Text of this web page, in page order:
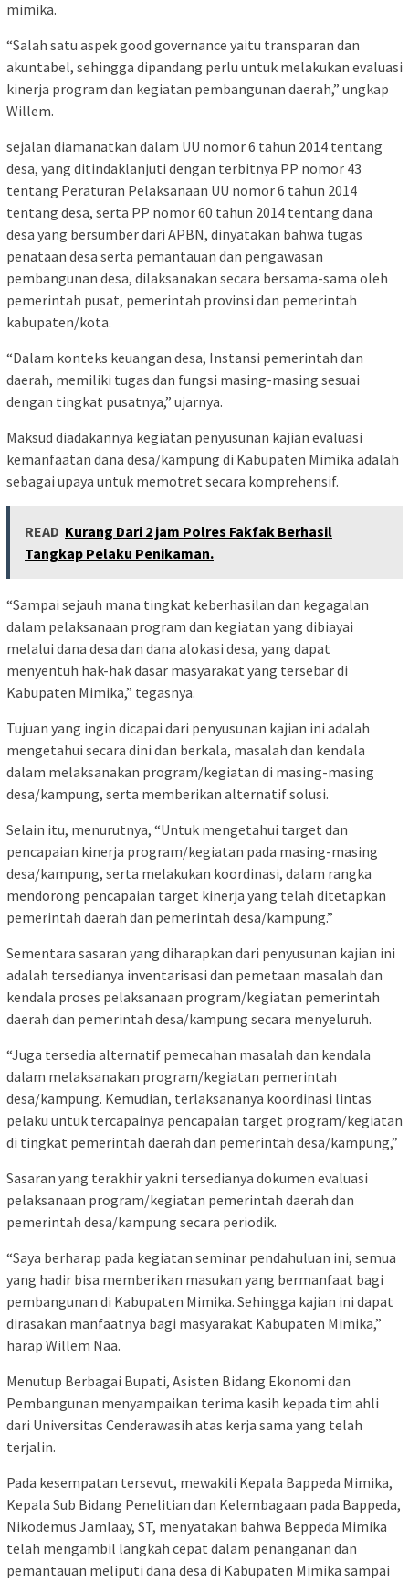
mimika.
“Salah satu aspek good governance yaitu transparan dan
akuntabel, sehingga dipandang perlu untuk melakukan evaluasi
kinerja program dan kegiatan pembangunan daerah,” ungkap
Willem.
sejalan diamanatkan dalam UU nomor 6 tahun 2014 tentang
desa, yang ditindaklanjuti dengan terbitnya PP nomor 43
tentang Peraturan Pelaksanaan UU nomor 6 tahun 2014
tentang desa, serta PP nomor 60 tahun 2014 tentang dana
desa yang bersumber dari APBN, dinyatakan bahwa tugas
penataan desa serta pemantauan dan pengawasan
pembangunan desa, dilaksanakan secara bersama-sama oleh
pemerintah pusat, pemerintah provinsi dan pemerintah
kabupaten/kota.
“Dalam konteks keuangan desa, Instansi pemerintah dan
daerah, memiliki tugas dan fungsi masing-masing sesuai
dengan tingkat pusatnya,” ujarnya.
Maksud diadakannya kegiatan penyusunan kajian evaluasi
kemanfaatan dana desa/kampung di Kabupaten Mimika adalah
sebagai upaya untuk memotret secara komprehensif.
READ Kurang Dari 2 jam Polres Fakfak Berhasil
Tangkap Pelaku Penikaman.
“Sampai sejauh mana tingkat keberhasilan dan kegagalan
dalam pelaksanaan program dan kegiatan yang dibiayai
melalui dana desa dan dana alokasi desa, yang dapat
menyentuh hak-hak dasar masyarakat yang tersebar di
Kabupaten Mimika,” tegasnya.
Tujuan yang ingin dicapai dari penyusunan kajian ini adalah
mengetahui secara dini dan berkala, masalah dan kendala
dalam melaksanakan program/kegiatan di masing-masing
desa/kampung, serta memberikan alternatif solusi.
Selain itu, menurutnya, “Untuk mengetahui target dan
pencapaian kinerja program/kegiatan pada masing-masing
desa/kampung, serta melakukan koordinasi, dalam rangka
mendorong pencapaian target kinerja yang telah ditetapkan
pemerintah daerah dan pemerintah desa/kampung.”
Sementara sasaran yang diharapkan dari penyusunan kajian ini
adalah tersedianya inventarisasi dan pemetaan masalah dan
kendala proses pelaksanaan program/kegiatan pemerintah
daerah dan pemerintah desa/kampung secara menyeluruh.
“Juga tersedia alternatif pemecahan masalah dan kendala
dalam melaksanakan program/kegiatan pemerintah
desa/kampung. Kemudian, terlaksananya koordinasi lintas
pelaku untuk tercapainya pencapaian target program/kegiatan
di tingkat pemerintah daerah dan pemerintah desa/kampung,”
Sasaran yang terakhir yakni tersedianya dokumen evaluasi
pelaksanaan program/kegiatan pemerintah daerah dan
pemerintah desa/kampung secara periodik.
“Saya berharap pada kegiatan seminar pendahuluan ini, semua
yang hadir bisa memberikan masukan yang bermanfaat bagi
pembangunan di Kabupaten Mimika. Sehingga kajian ini dapat
dirasakan manfaatnya bagi masyarakat Kabupaten Mimika,”
harap Willem Naa.
Menutup Berbagai Bupati, Asisten Bidang Ekonomi dan
Pembangunan menyampaikan terima kasih kepada tim ahli
dari Universitas Cenderawasih atas kerja sama yang telah
terjalin.
Pada kesempatan tersevut, mewakili Kepala Bappeda Mimika,
Kepala Sub Bidang Penelitian dan Kelembagaan pada Bappeda,
Nikodemus Jamlaay, ST, menyatakan bahwa Beppeda Mimika
telah mengambil langkah cepat dalam penanganan dan
pemantauan meliputi dana desa di Kabupaten Mimika sampai